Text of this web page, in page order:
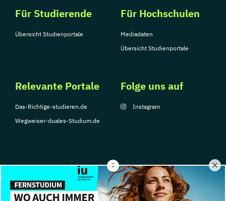
Für Studierende
Übersicht Studienportale
Für Hochschulen
Mediadaten
Übersicht Studienportale
Relevante Portale
Das-Richtige-studieren.de
Wegweiser-duales-Studium.de
Folge uns auf
Instagram
© Copyright 2026, TarGroup Media GmbH